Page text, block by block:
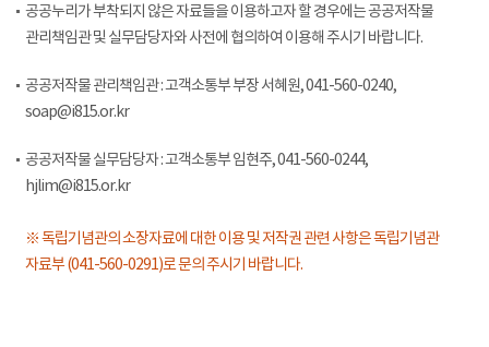
공공누리가 부착되지 않은 자료들을 이용하고자 할 경우에는 공공저작물
관리책임관 및 실무담당자와 사전에 협의하여 이용해 주시기 바랍니다.
공공저작물 관리책임관 : 고객소통부 부장 서혜원, 041-560-0240,
soap@i815.or.kr
공공저작물 실무담당자 : 고객소통부 임현주, 041-560-0244,
hjlim@i815.or.kr
※ 독립기념관의 소장자료에 대한 이용 및 저작권 관련 사항은 독립기념관
자료부 (041-560-0291)로 문의 주시기 바랍니다.